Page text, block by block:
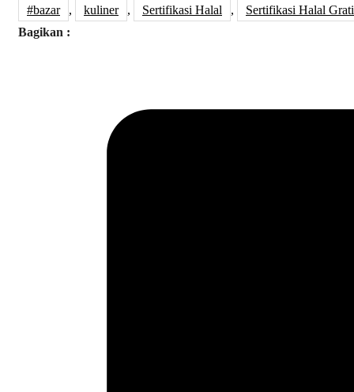
#bazar , kuliner , Sertifikasi Halal ,
Sertifikasi Halal
Bagikan :